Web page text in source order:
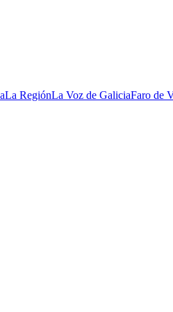
La RegiónLa Voz de GaliciaFaro de